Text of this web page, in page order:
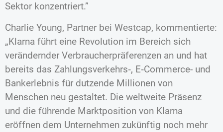
Sektor konzentriert.”
Charlie Young, Partner bei Westcap, kommentierte:
„Klarna führt eine Revolution im Bereich sich
verändernder Verbraucherpräferenzen an und hat
bereits das Zahlungsverkehrs‑, E‑Commerce- und
Bankerlebnis für dutzende Millionen von
Menschen neu gestaltet. Die weltweite Präsenz
und die führende Marktposition von Klarna
eröffnen dem Unternehmen zukünftig noch mehr